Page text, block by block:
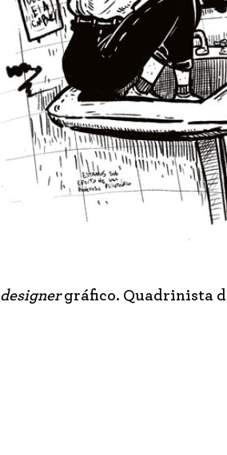
designergráfico. Quadrinista